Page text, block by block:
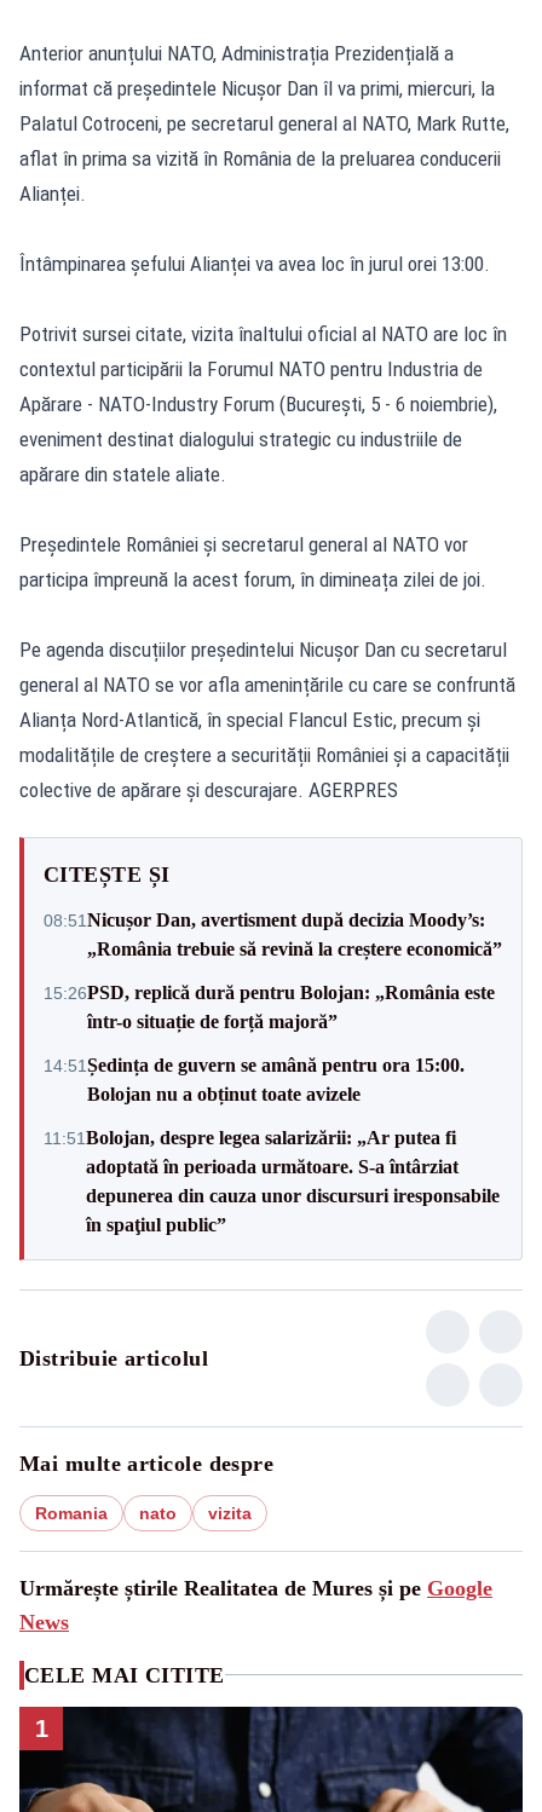
Anterior anunțului NATO, Administrația Prezidențială a
informat că președintele Nicușor Dan îl va primi, miercuri, la
Palatul Cotroceni, pe secretarul general al NATO, Mark Rutte,
aflat în prima sa vizită în România de la preluarea conducerii
Alianței.
Întâmpinarea șefului Alianței va avea loc în jurul orei 13:00.
Potrivit sursei citate, vizita înaltului oficial al NATO are loc în
contextul participării la Forumul NATO pentru Industria de
Apărare - NATO-Industry Forum (București, 5 - 6 noiembrie),
eveniment destinat dialogului strategic cu industriile de
apărare din statele aliate.
Președintele României și secretarul general al NATO vor
participa împreună la acest forum, în dimineața zilei de joi.
Pe agenda discuțiilor președintelui Nicușor Dan cu secretarul
general al NATO se vor afla amenințările cu care se confruntă
Alianța Nord-Atlantică, în special Flancul Estic, precum și
modalitățile de creștere a securității României și a capacității
colective de apărare și descurajare. AGERPRES
CITEȘTE ȘI
08:51Nicușor Dan, avertisment după decizia Moody’s:
„România trebuie să revină la creștere economică”
15:26PSD, replică dură pentru Bolojan: „România este
într-o situație de forță majoră”
14:51Ședința de guvern se amână pentru ora 15:00.
Bolojan nu a obținut toate avizele
11:51Bolojan, despre legea salarizării: „Ar putea fi
adoptată în perioada următoare. S-a întârziat
depunerea din cauza unor discursuri iresponsabile
în spaţiul public”
Distribuie articolul
Mai multe articole despre
Romania nato vizita
Urmărește știrile Realitatea de Mures și pe Google
News
CELE MAI CITITE
1